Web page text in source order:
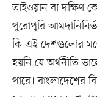
তাইওয়ান বা দক্ষিণ
পুরোপুরি
কি এই দেশগুলোর
হয়নি যে অর্থনীতি
পারে। বাংলাদেশের